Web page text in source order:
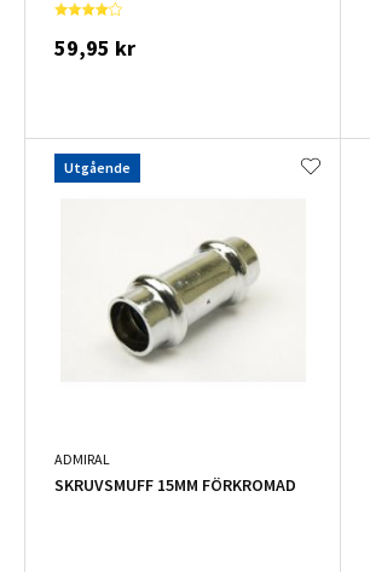
59,95 kr
Utgående
ADMIRAL
SKRUVSMUFF 15MM FÖRKROMAD